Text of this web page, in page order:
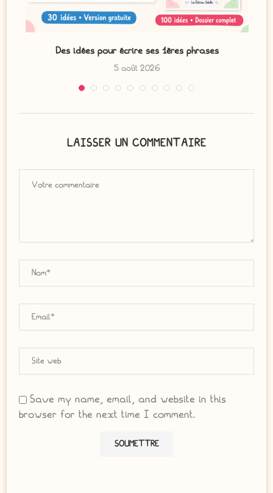
Des idées pour écrire ses 1ères phrases
5 août 2026
LAISSER UN COMMENTAIRE
Save my name, email, and website in this
browser for the next time I comment.